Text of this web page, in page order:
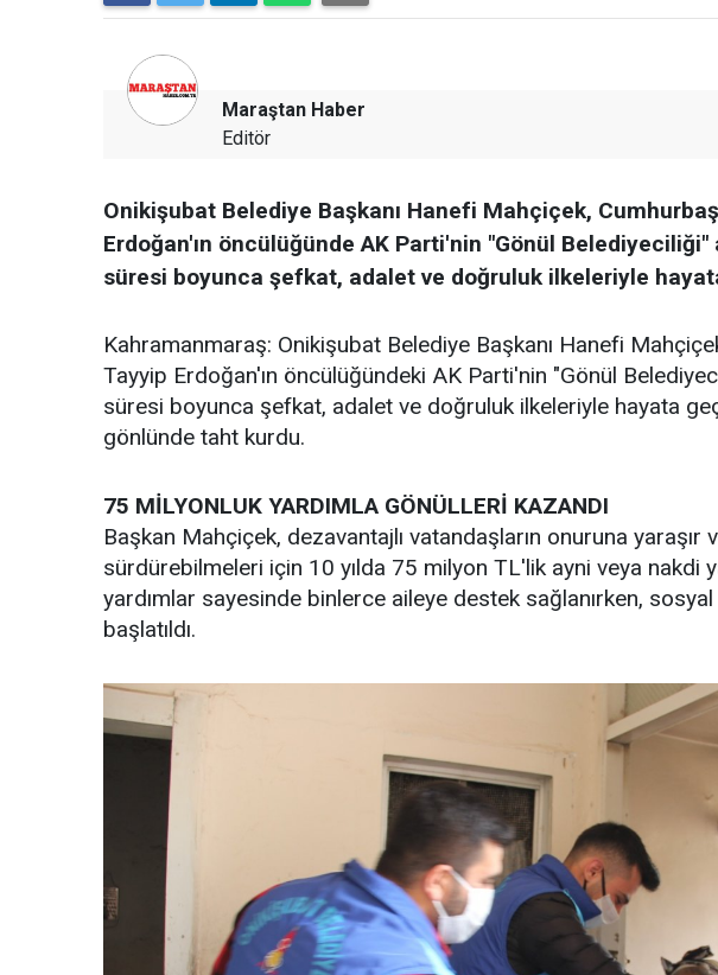
Maraştan Haber
Editör
Onikişubat Belediye Başkanı Hanefi Mahçiçek,
Erdoğan'ın öncülüğünde AK Parti'nin "Gönül Belediyeciliği"
süresi boyunca şefkat, adalet ve doğruluk ilkeleriyle
Kahramanmaraş: Onikişubat Belediye Başkanı Hanefi
Tayyip Erdoğan'ın öncülüğündeki AK Parti'nin "Gönül
süresi boyunca şefkat, adalet ve doğruluk ilkeleriyle hayata
gönlünde taht kurdu.
75 MİLYONLUK YARDIMLA GÖNÜLLERİ KAZANDI
Başkan Mahçiçek, dezavantajlı vatandaşların onuruna
sürdürebilmeleri için 10 yılda 75 milyon TL'lik ayni veya nakdi
yardımlar sayesinde binlerce aileye destek sağlanırken,
başlatıldı.